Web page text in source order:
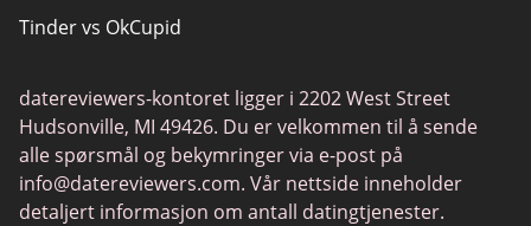
Trans Dating
Datingapper
Tinder vs OkCupid
Tinder vs Zoosk
Zoosk vs Match
Feabie
datereviewers-kontoret ligger i 2202 West Street
Hudsonville, MI 49426. Du er velkommen til å sende
alle spørsmål og bekymringer via e-post på
info@datereviewers.com. Vår nettside inneholder
detaljert informasjon om antall datingtjenester.